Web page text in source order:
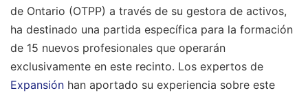
de Ontario (OTPP) a través de su gestora de activos,
ha destinado una partida específica para la formación
de 15 nuevos profesionales que operarán
exclusivamente en este recinto. Los expertos de
Expansión han aportado su experiencia sobre este